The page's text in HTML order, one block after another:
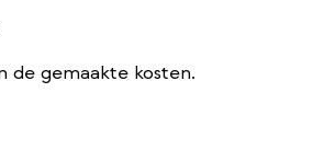
de gemaakte kosten.